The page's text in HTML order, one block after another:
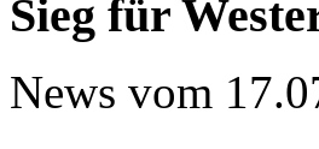
Sieg für
News vom